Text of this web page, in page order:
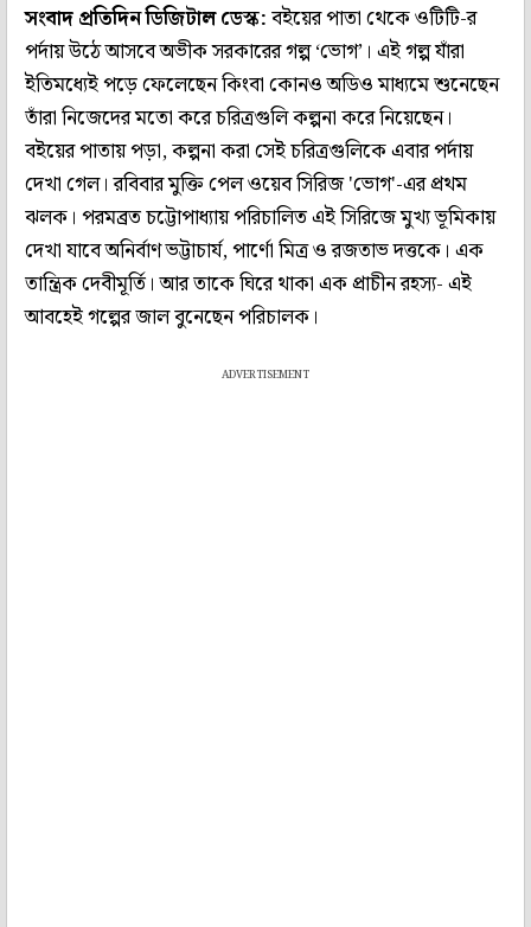
সংবাদ প্রতিদিন ডিজিটাল ডেস্ক:বইয়ের পাতা থেকে ওটিটি-র
পর্দায় উঠে আসবে অভীক সরকারের গল্প ‘ভোগ’। এই গল্প যাঁরা
ইতিমধ্যেই পড়ে ফেলেছেন কিংবা কোনও অডিও মাধ্যমে শুনেছেন
তাঁরা নিজেদের মতো করে চরিত্রগুলি কল্পনা করে নিয়েছেন।
বইয়ের পাতায় পড়া, কল্পনা করা সেই চরিত্রগুলিকে এবার পর্দায়
দেখা গেল। রবিবার মুক্তি পেল ওয়েব সিরিজ 'ভোগ'-এর প্রথম
ঝলক। পরমব্রত চট্টোপাধ্যায় পরিচালিত এই সিরিজে মুখ্য ভূমিকায়
দেখা যাবে অনির্বাণ ভট্টাচার্য, পার্ণো মিত্র ও রজতাভ দত্তকে। এক
তান্ত্রিক দেবীমূর্তি। আর তাকে ঘিরে থাকা এক প্রাচীন রহস্য- এই
আবহেই গল্পের জাল বুনেছেন পরিচালক।
ADVERTISEMENT